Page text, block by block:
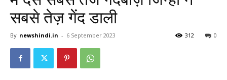
सबसे तेज़ गेंद डाली
By newshindi.in - 6 September 2023 0
312